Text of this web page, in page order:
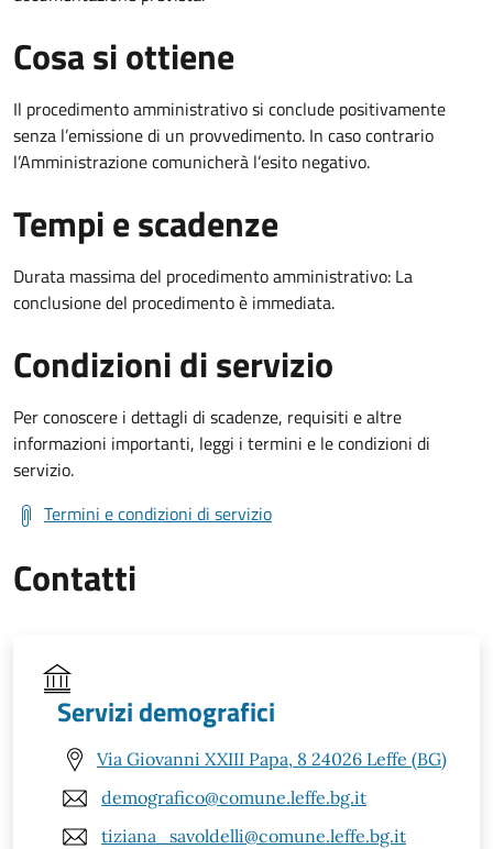
Cosa si ottiene
Il procedimento amministrativo si conclude positivamente
senza l’emissione di un provvedimento. In caso contrario
l’Amministrazione comunicherà l’esito negativo.
Tempi e scadenze
Durata massima del procedimento amministrativo: La
conclusione del procedimento è immediata.
Condizioni di servizio
Per conoscere i dettagli di scadenze, requisiti e altre
informazioni importanti, leggi i termini e le condizioni di
servizio.
Termini e condizioni di servizio
Contatti
Servizi demografici
Via Giovanni XXIII Papa, 8 24026 Leffe (BG)
demografico@comune.leffe.bg.it
tiziana_savoldelli@comune.leffe.bg.it